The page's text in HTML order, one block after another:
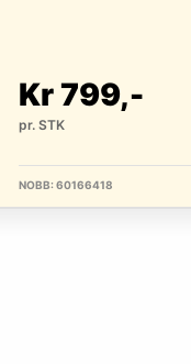
Kr 799,-
pr. STK
NOBB: 60166418